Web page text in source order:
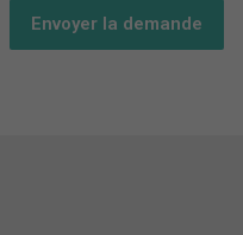
Envoyer la demande